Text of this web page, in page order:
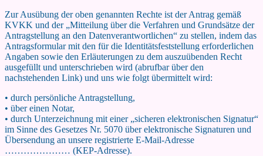
Zur Ausübung der oben genannten Rechte ist der Antrag gemäß
KVKK und der „Mitteilung über die Verfahren und Grundsätze der
Antragstellung an den Datenverantwortlichen“ zu stellen, indem das
Antragsformular mit den für die Identitätsfeststellung erforderlichen
Angaben sowie den Erläuterungen zu dem auszuübenden Recht
ausgefüllt und unterschrieben wird (abrufbar über den
nachstehenden Link) und uns wie folgt übermittelt wird:
• durch persönliche Antragstellung,
• über einen Notar,
• durch Unterzeichnung mit einer „sicheren elektronischen Signatur“
im Sinne des Gesetzes Nr. 5070 über elektronische Signaturen und
Übersendung an unsere registrierte E-Mail-Adresse
………………… (KEP-Adresse).